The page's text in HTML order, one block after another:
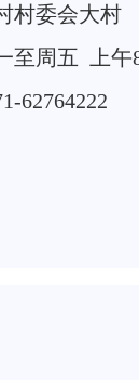
村委会大村
至周五 上午
62764222